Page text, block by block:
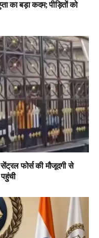
का बड़ा कदम; पीड़ितों को
फोर्स की मौजूदगी से